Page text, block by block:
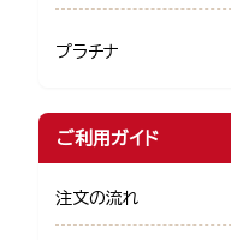
プラチナ
ご利用ガイド
注文の流れ